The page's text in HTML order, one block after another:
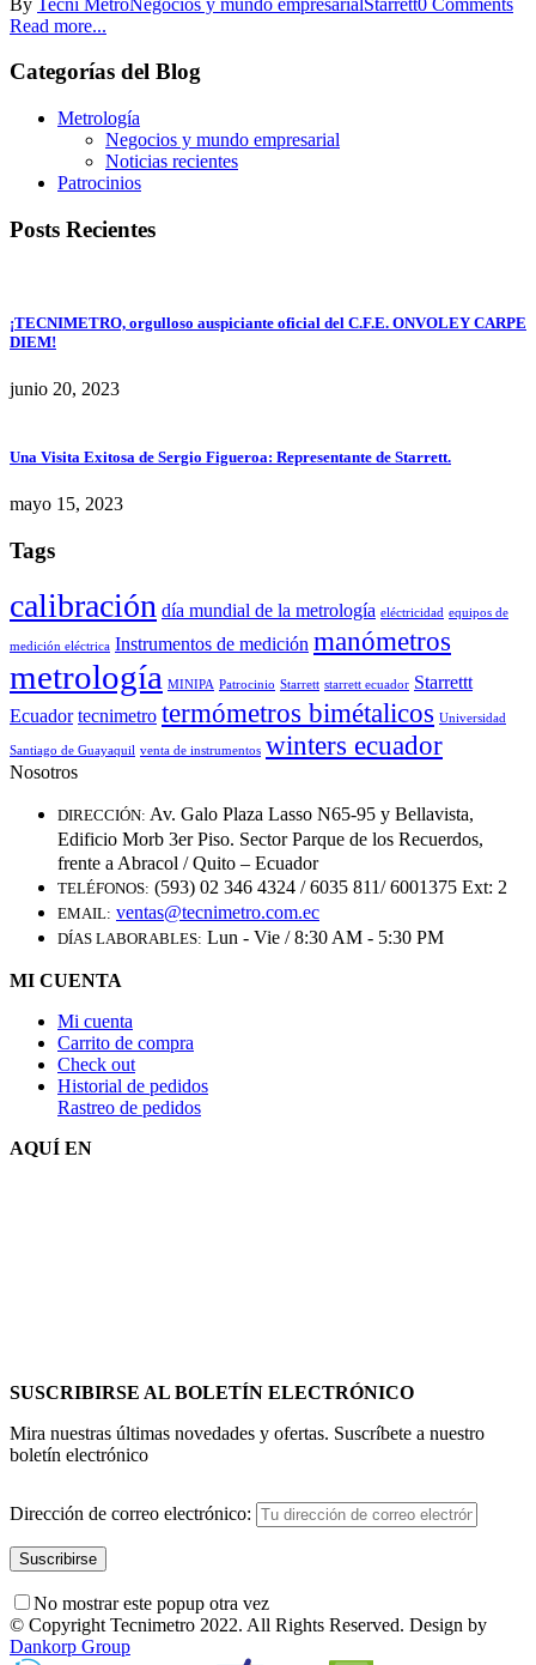
Read more...
Categorías del Blog
Metrología
Negocios y mundo empresarial
Noticias recientes
Patrocinios
Posts Recientes
¡TECNIMETRO, orgulloso auspiciante oficial del C.F.E. ONVOLEY CARPE
DIEM!
junio 20, 2023
Una Visita Exitosa de Sergio Figueroa: Representante de Starrett.
mayo 15, 2023
Tags
calibración día mundial de la metrología eléctricidad equipos de
medición eléctrica Instrumentos de medición manómetros
metrología MINIPA Patrocinio Starrett starrett ecuador Starrettt
Ecuador tecnimetro termómetros bimétalicos Universidad
Santiago de Guayaquil venta de instrumentos winters ecuador
Nosotros
DIRECCIÓN: Av. Galo Plaza Lasso N65-95 y Bellavista,
Edificio Morb 3er Piso. Sector Parque de los Recuerdos,
frente a Abracol / Quito – Ecuador
TELÉFONOS: (593) 02 346 4324 / 6035 811/ 6001375 Ext: 2
EMAIL: ventas@tecnimetro.com.ec
DÍAS LABORABLES: Lun - Vie / 8:30 AM - 5:30 PM
MI CUENTA
Mi cuenta
Carrito de compra
Check out
Historial de pedidos
Rastreo de pedidos
AQUÍ EN
SUSCRIBIRSE AL BOLETÍN ELECTRÓNICO
Mira nuestras últimas novedades y ofertas. Suscríbete a nuestro
boletín electrónico
Dirección de correo electrónico:
No mostrar este popup otra vez
© Copyright Tecnimetro 2022. All Rights Reserved. Design by
Dankorp Group